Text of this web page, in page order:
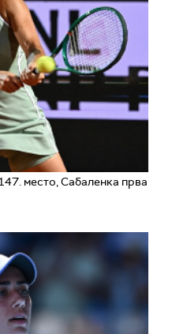
место, Сабаленка прва